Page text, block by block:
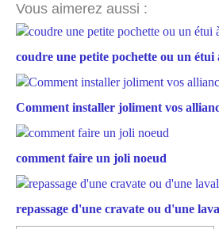
Vous aimerez aussi :
coudre une petite pochette ou un étui
Comment installer joliment vos
comment faire un joli noeud
repassage d'une cravate ou d'une